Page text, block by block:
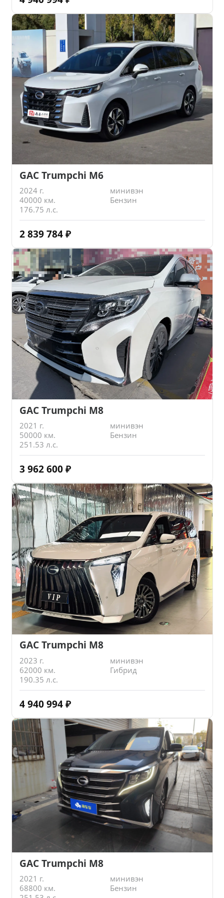
GAC Trumpchi M6
2024 г.
минивэн
40000 км.
Бензин
176.75 л.с.
2 839 784 ₽
GAC Trumpchi M8
2021 г.
минивэн
50000 км.
Бензин
251.53 л.с.
3 962 600 ₽
GAC Trumpchi M8
2023 г.
минивэн
62000 км.
Гибрид
190.35 л.с.
4 940 994 ₽
GAC Trumpchi M8
2021 г.
минивэн
68800 км.
Бензин